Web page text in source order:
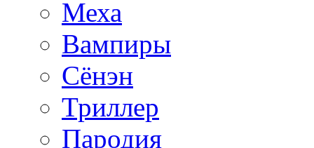
Меха
Вампиры
Сёнэн
Триллер
Пародия